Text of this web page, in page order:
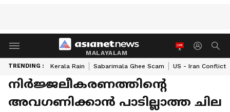
MALAYALAM
TRENDING : Kerala Rain Sabarimala Ghee Scam US - Iran Conflict
നിർജ്ജലീകരണത്തിന്റെ
അവഗണിക്കാൻ പാടില്ലാത്ത ചില